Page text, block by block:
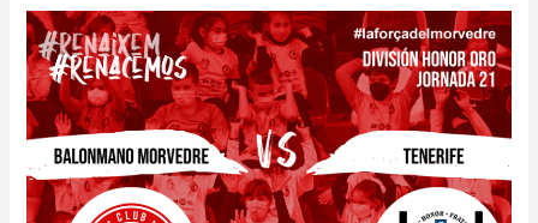
colaborador
del
Club
Balonmano
Morvedre
en